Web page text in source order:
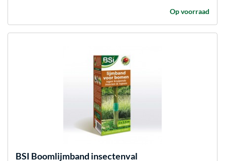
Op voorraad
BSI Boomlijmband insectenval